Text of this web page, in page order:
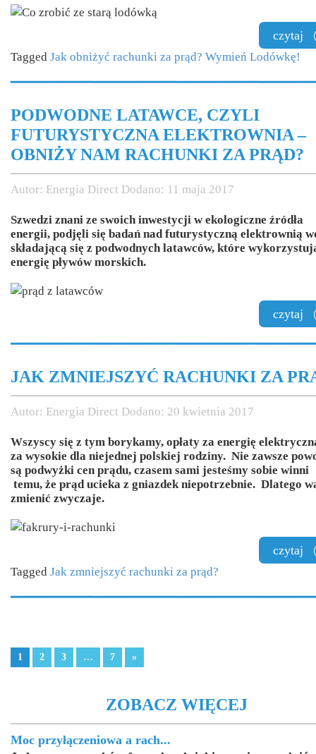
czytaj
Tagged Jak obniżyć rachunki za prąd? Wymień Lodówkę!
PODWODNE LATAWCE, CZYLI
FUTURYSTYCZNA ELEKTROWNIA –
OBNIŻY NAM RACHUNKI ZA PRĄD?
Autor: Energia Direct Dodano: 11 maja 2017
Szwedzi znani ze swoich inwestycji w ekologiczne źródła
energii, podjęli się badań nad futurystyczną elektrownią
składającą się z podwodnych latawców, które
energię pływów morskich.
czytaj
JAK ZMNIEJSZYĆ RACHUNKI ZA
Autor: Energia Direct Dodano: 20 kwietnia 2017
Wszyscy się z tym borykamy, opłaty za energię
za wysokie dla niejednej polskiej rodziny. Nie zawsze
są podwyżki cen prądu, czasem sami jesteśmy sobie winni
temu, że prąd ucieka z gniazdek niepotrzebnie. Dlatego
zmienić zwyczaje.
czytaj
Tagged Jak zmniejszyć rachunki za prąd?
1 2 3 … 7 »
ZOBACZ WIĘCEJ
Moc przyłączeniowa a rach...